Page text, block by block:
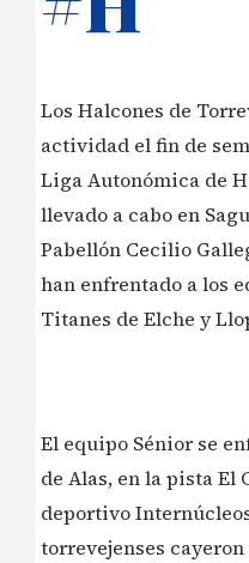
Los Halcones de
actividad el fin de
Liga Autonómica de
llevado a cabo en
Pabellón Cecilio
han enfrentado a los
Titanes de Elche y
El equipo Sénior se
de Alas, en la pista El
deportivo
torrevejenses